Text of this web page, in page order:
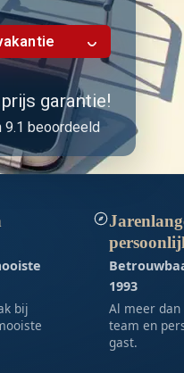
garantie!
9.1 beoordeeld
bij
1993
Al meer
team en
gast.